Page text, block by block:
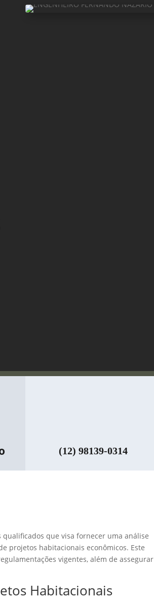
(12) 98139-0314
que visa fornecer uma análise
projetos habitacionais econômicos. Este
vigentes, além de assegurar
Habitacionais